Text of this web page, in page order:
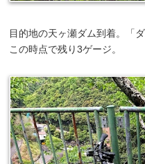
目的地の天ヶ瀬ダム到着。「
この時点で残り3ゲージ。